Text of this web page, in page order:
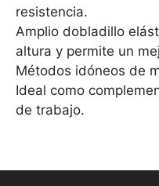
resistencia.
Amplio dobladillo
altura y permite un
Métodos idóneos de
Ideal como
de trabajo.